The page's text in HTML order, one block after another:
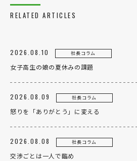
RELATED ARTICLES
2026.08.10 社長コラム
女子高生の娘の夏休みの課題
2026.08.09 社長コラム
怒りを「ありがとう」に変える
2026.08.08 社長コラム
交渉ごとは一人で臨め